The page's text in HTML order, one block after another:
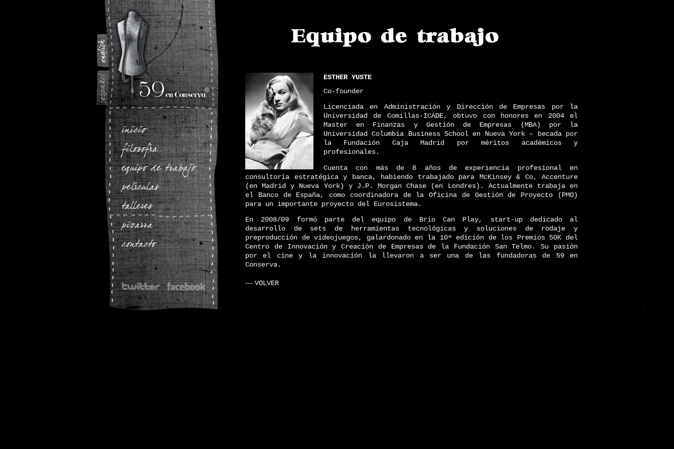
ESTHER YUSTE
Co‐founder
Licenciada en Administración y Dirección de Empresas por la
Universidad de Comillas‐ICADE, obtuvo con honores en 2004 el
Master en Finanzas y Gestión de Empresas (MBA) por la
Universidad Columbia Business School en Nueva York – becada por
la Fundación Caja Madrid por méritos académicos y
profesionales.
Cuenta con más de 8 años de experiencia profesional en
consultoría estratégica y banca, habiendo trabajado para McKinsey & Co, Accenture
(en Madrid y Nueva York) y J.P. Morgan Chase (en Londres). Actualmente trabaja en
el Banco de España, como coordinadora de la Oficina de Gestión de Proyecto (PMO)
para un importante proyecto del Eurosistema.
En 2008/09 formó parte del equipo de Brio Can Play, start-up dedicado al
desarrollo de sets de herramientas tecnológicas y soluciones de rodaje y
preproducción de videojuegos, galardonado en la 10ª edición de los Premios 50K del
Centro de Innovación y Creación de Empresas de la Fundación San Telmo. Su pasión
por el cine y la innovación la llevaron a ser una de las fundadoras de 59 en
Conserva.
--- VOLVER
inicio
filosofía
equipo de trabajo
películas
talleres
pizarra
contacto